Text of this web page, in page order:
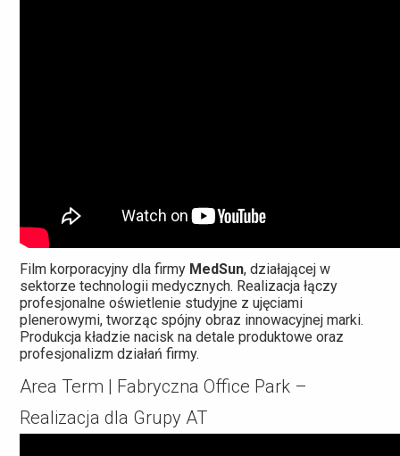
Film korporacyjny dla firmy MedSun, działającej w
sektorze technologii medycznych. Realizacja łączy
profesjonalne oświetlenie studyjne z ujęciami
plenerowymi, tworząc spójny obraz innowacyjnej marki.
Produkcja kładzie nacisk na detale produktowe oraz
profesjonalizm działań firmy.
Area Term | Fabryczna Office Park –
Realizacja dla Grupy AT